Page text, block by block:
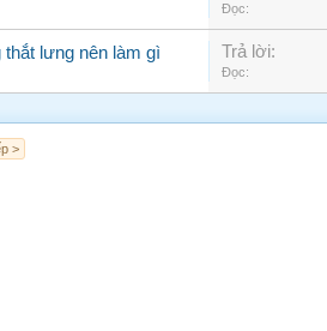
Đọc:
thắt lưng nên làm gì Trả lời:
Đọc:
>